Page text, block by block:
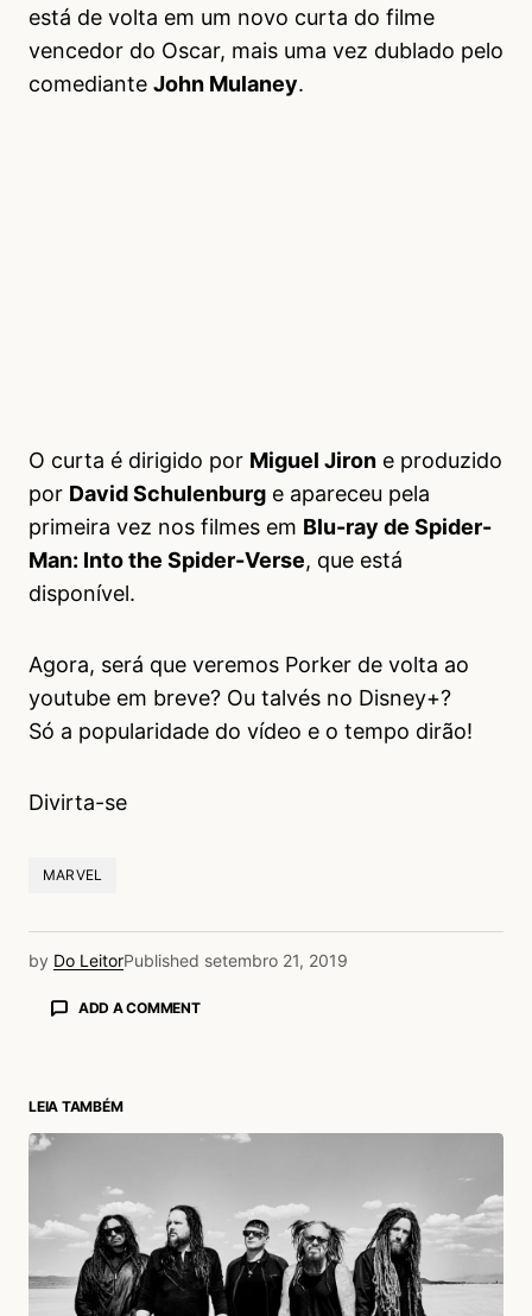
está de volta em um novo curta do filme
vencedor do Oscar, mais uma vez dublado pelo
comediante John Mulaney.
O curta é dirigido por Miguel Jiron e produzido
por David Schulenburg e apareceu pela
primeira vez nos filmes em Blu-ray de Spider-
Man: Into the Spider-Verse, que está
disponível.
Agora, será que veremos Porker de volta ao
youtube em breve? Ou talvés no Disney+?
Só a popularidade do vídeo e o tempo dirão!
Divirta-se
MARVEL
by Do LeitorPublished setembro 21, 2019
ADD A COMMENT
LEIA TAMBÉM